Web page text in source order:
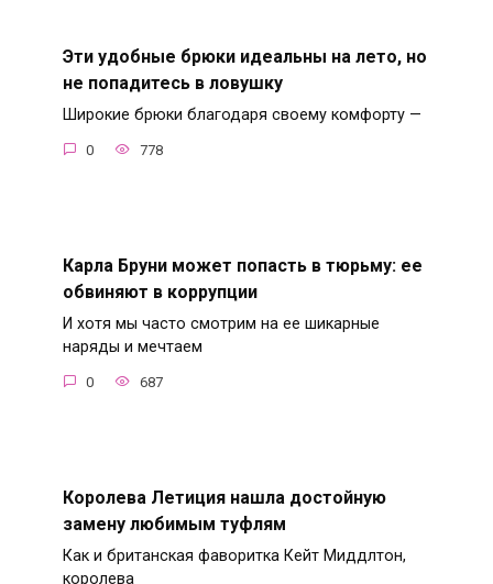
Эти удобные брюки идеальны на лето, но
не попадитесь в ловушку
Широкие брюки благодаря своему комфорту —
0 778
Карла Бруни может попасть в тюрьму: ее
обвиняют в коррупции
И хотя мы часто смотрим на ее шикарные
наряды и мечтаем
0 687
Королева Летиция нашла достойную
замену любимым туфлям
Как и британская фаворитка Кейт Миддлтон,
королева